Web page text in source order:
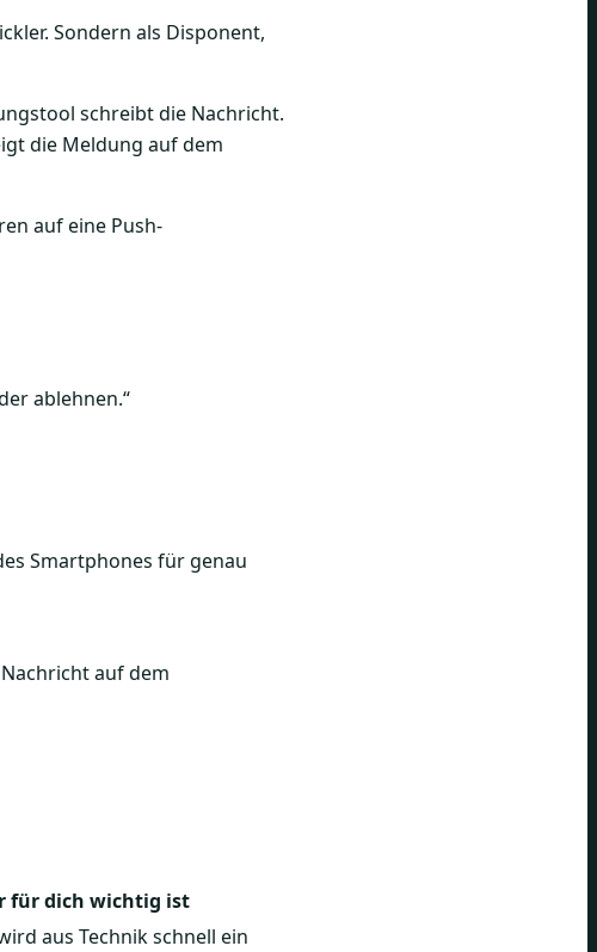
Sondern als Disponent,
schreibt die Nachricht.
die Meldung auf dem
ablehnen.“
Smartphones für genau
auf dem
für dich wichtig ist
aus Technik schnell ein